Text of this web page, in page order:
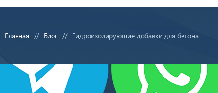
Главная Блог Гидроизолирующие добавки для бетона